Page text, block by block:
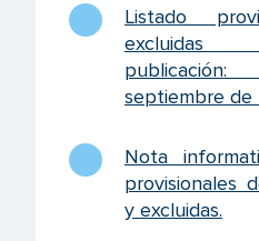
Listado
septiembre de
Nota
provisionales
y excluidas.